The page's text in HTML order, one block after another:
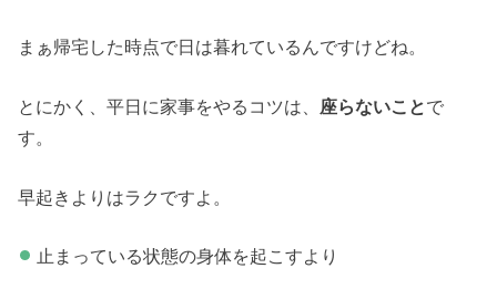
まぁ帰宅した時点で日は暮れているんですけどね。
とにかく、平日に家事をやるコツは、 座らないことで
す。
早起きよりはラクですよ。
止まっている状態の身体を起こすより